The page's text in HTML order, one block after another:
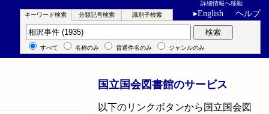
詳細情報へ移動
▸English ヘルプ
キーワード検索 分類記号検索 識別子検索
キーワード検索 検索
すべて 名称のみ 普通件名のみ ジャンルのみ
国立国会図書館のサービス
以下のリンクボタンから国立国会図